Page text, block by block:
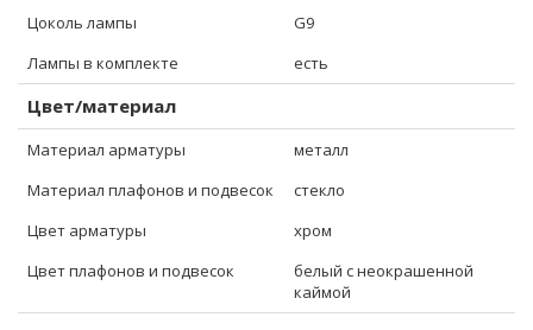
Цоколь лампы
G9
Лампы в комплекте
есть
Цвет/материал
Материал арматуры
металл
Материал плафонов и подвесок
стекло
Цвет арматуры
хром
Цвет плафонов и подвесок
белый с неокрашенной
каймой